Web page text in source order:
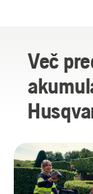
Več